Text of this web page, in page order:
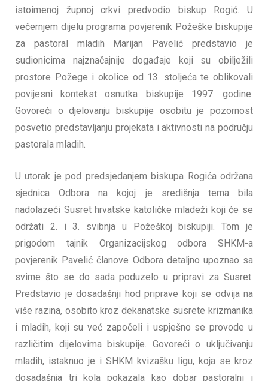
istoimenoj župnoj crkvi predvodio biskup Rogić. U
večernjem dijelu programa povjerenik Požeške biskupije
za pastoral mladih Marijan Pavelić predstavio je
sudionicima najznačajnije događaje koji su obilježili
prostore Požege i okolice od 13. stoljeća te oblikovali
povijesni kontekst osnutka biskupije 1997. godine.
Govoreći o djelovanju biskupije osobitu je pozornost
posvetio predstavljanju projekata i aktivnosti na području
pastorala mladih.
U utorak je pod predsjedanjem biskupa Rogića održana
sjednica Odbora na kojoj je središnja tema bila
nadolazeći Susret hrvatske katoličke mladeži koji će se
održati 2. i 3. svibnja u Požeškoj biskupiji. Tom je
prigodom tajnik Organizacijskog odbora SHKM-a
povjerenik Pavelić članove Odbora detaljno upoznao sa
svime što se do sada poduzelo u pripravi za Susret.
Predstavio je dosadašnji hod priprave koji se odvija na
više razina, osobito kroz dekanatske susrete krizmanika
i mladih, koji su već započeli i uspješno se provode u
različitim dijelovima biskupije. Govoreći o uključivanju
mladih, istaknuo je i SHKM kvizašku ligu, koja se kroz
dosadašnja tri kola pokazala kao dobar pastoralni i